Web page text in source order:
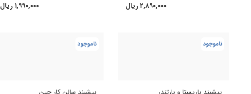
۲,۸۹۰,۰۰۰ریال ۱,۹۹۰,۰۰۰ ریال
ناموجود ناموجود